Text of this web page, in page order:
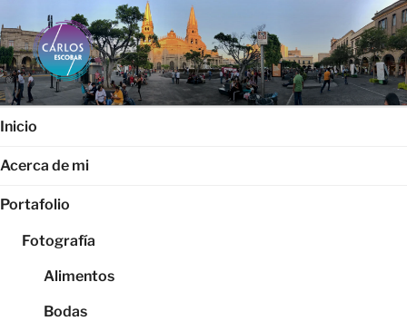
al
contenido
CARLOS ESCOBAR
Página web oficial del fotógrafo, locutor y productor audiovisual
Carlos Escobar
Inicio
Acerca de mi
Portafolio
Fotografía
Alimentos
Bodas